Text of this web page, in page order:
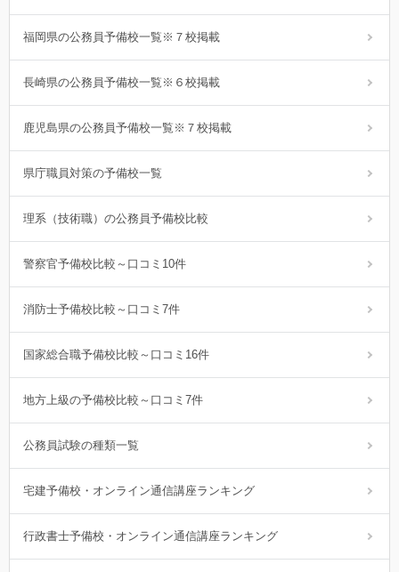
福岡県の公務員予備校一覧※７校掲載
長崎県の公務員予備校一覧※６校掲載
鹿児島県の公務員予備校一覧※７校掲載
県庁職員対策の予備校一覧
理系（技術職）の公務員予備校比較
警察官予備校比較～口コミ10件
消防士予備校比較～口コミ7件
国家総合職予備校比較～口コミ16件
地方上級の予備校比較～口コミ7件
公務員試験の種類一覧
宅建予備校・オンライン通信講座ランキング
行政書士予備校・オンライン通信講座ランキング